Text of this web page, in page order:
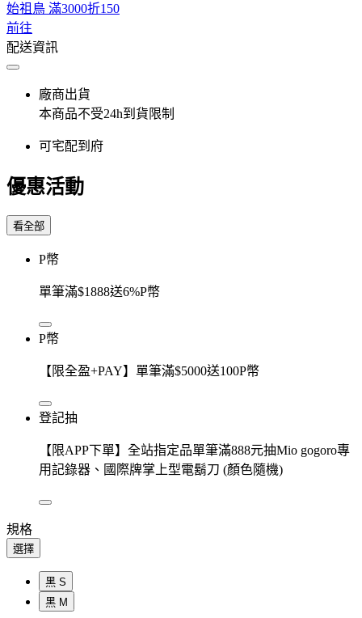
始祖鳥 滿3000折150
前往
配送資訊
廠商出貨
本商品不受24h到貨限制
可宅配到府
優惠活動
看全部
P幣
單筆滿$1888送6%P幣
P幣
【限全盈+PAY】單筆滿$5000送100P幣
登記抽
【限APP下單】全站指定品單筆滿888元抽Mio gogoro專
用記錄器、國際牌掌上型電鬍刀 (顏色隨機)
規格
選擇
黑 S
黑 M